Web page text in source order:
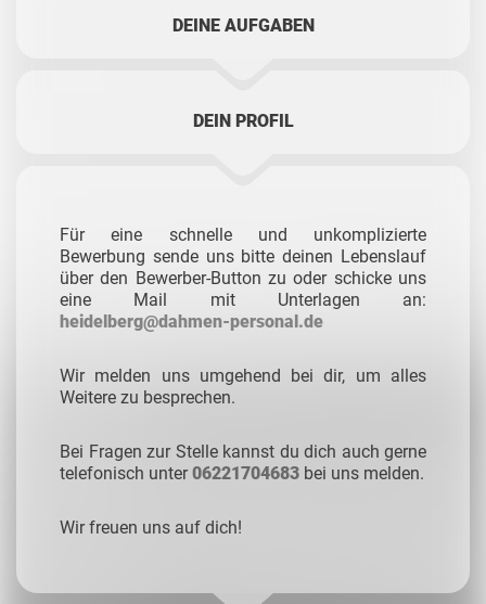
DEINE AUFGABEN
DEIN PROFIL
Für eine schnelle und unkomplizierte
Bewerbung sende uns bitte deinen Lebenslauf
über den Bewerber-Button zu oder schicke uns
eine Mail mit Unterlagen an:
heidelberg@dahmen-personal.de
Wir melden uns umgehend bei dir, um alles
Weitere zu besprechen.
Bei Fragen zur Stelle kannst du dich auch gerne
telefonisch unter 06221704683 bei uns melden.
Wir freuen uns auf dich!